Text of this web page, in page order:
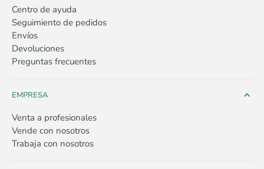
Centro de ayuda
Seguimiento de pedidos
Envíos
Devoluciones
Preguntas frecuentes
EMPRESA
Venta a profesionales
Vende con nosotros
Trabaja con nosotros